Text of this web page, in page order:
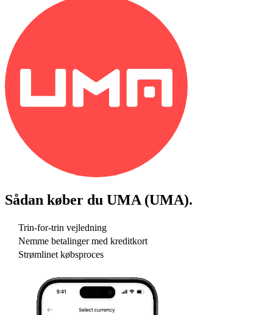
Sådan køber du UMA (UMA).
Trin-for-trin vejledning
Nemme betalinger med kreditkort
Strømlinet købsproces